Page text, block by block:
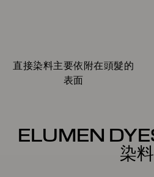
直接染料主要依附在頭髮的
表面
ELUMEN
染料